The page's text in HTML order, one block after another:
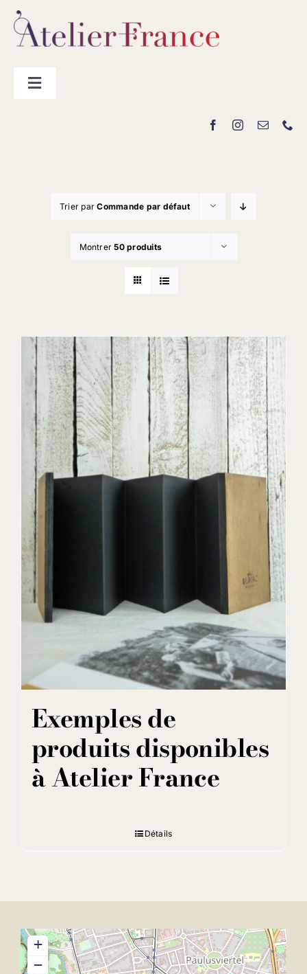
Passer
contenu
Toggle
Trier parCommande par défaut
Montrer50 produits
Exemples de
produits disponibles
à Atelier France
Détails
+
−